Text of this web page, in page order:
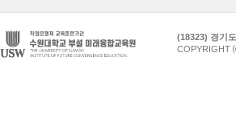
(18323) 경기
COPYRIGHT